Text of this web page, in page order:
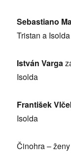
Sebastiano
Tristan a Isolda
István Varga
Isolda
František
Isolda
Činohra – ženy